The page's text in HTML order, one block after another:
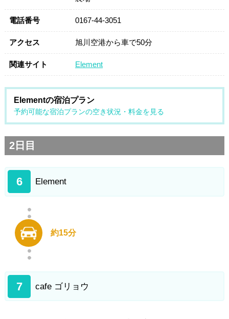
電話番号 0167-44-3051
アクセス 旭川空港から車で50分
関連サイト Element
Elementの宿泊プラン
予約可能な宿泊プランの空き状況・料金を見る
2日目
6 Element
約15分
7 cafe ゴリョウ